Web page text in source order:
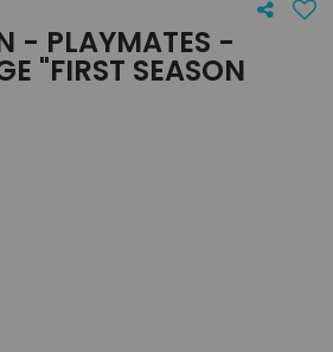
- PLAYMATES -
"FIRST SEASON